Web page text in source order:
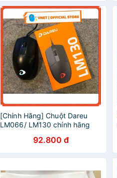
[Chính Hãng] Chuột Dareu
LM066/ LM130 chính hãng
92.800 đ